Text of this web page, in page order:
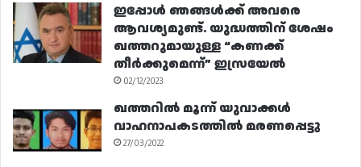
ഇപ്പോൾ ഞങ്ങൾക്ക് അവരെ
ആവശ്യമുണ്ട്. യുദ്ധത്തിന് ശേഷം
ഖത്തറുമായുള്ള “കണക്ക്
തീർക്കുമെന്ന്” ഇസ്രയേൽ
02/12/2023
ഖത്തറിൽ മൂന്ന് യുവാക്കൾ
വാഹനാപകടത്തിൽ മരണപ്പെട്ടു
27/03/2022